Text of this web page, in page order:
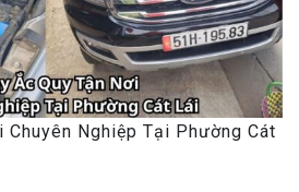
Chuyên Nghiệp Tại Phường Cát